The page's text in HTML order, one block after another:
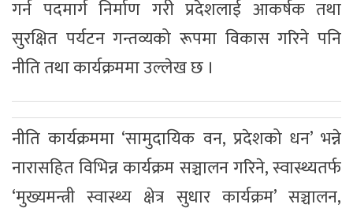
गर्न पदमार्ग निर्माण गरी प्रदेशलाई आकर्षक तथा
सुरक्षित पर्यटन गन्तव्यको रूपमा विकास गरिने पनि
नीति तथा कार्यक्रममा उल्लेख छ ।
नीति कार्यक्रममा ‘सामुदायिक वन, प्रदेशको धन’ भन्ने
नारासहित विभिन्न कार्यक्रम सञ्चालन गरिने, स्वास्थ्यतर्फ
‘मुख्यमन्त्री स्वास्थ्य क्षेत्र सुधार कार्यक्रम’ सञ्चालन,